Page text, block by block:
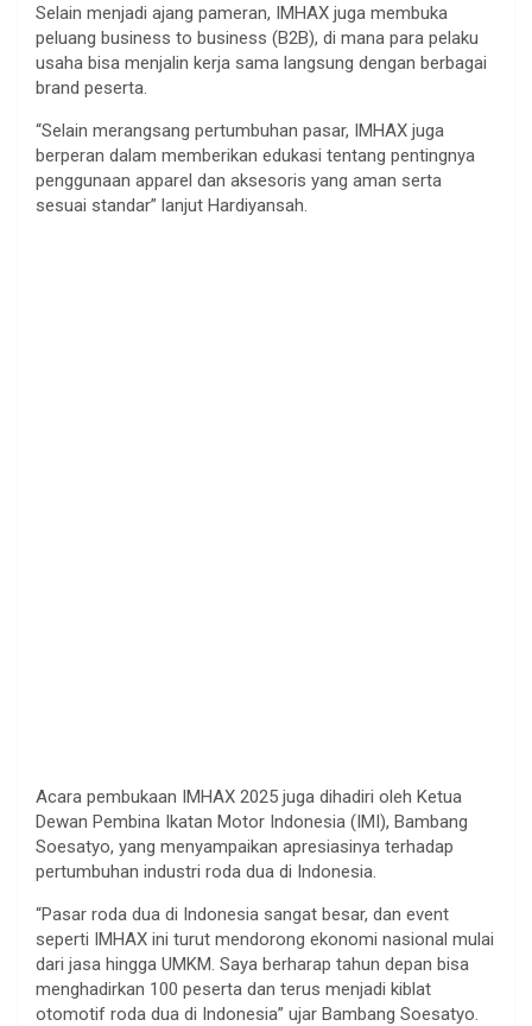
Selain menjadi ajang pameran, IMHAX juga membuka
peluang business to business (B2B), di mana para pelaku
usaha bisa menjalin kerja sama langsung dengan berbagai
brand peserta.
“Selain merangsang pertumbuhan pasar, IMHAX juga
berperan dalam memberikan edukasi tentang pentingnya
penggunaan apparel dan aksesoris yang aman serta
sesuai standar” lanjut Hardiyansah.
Acara pembukaan IMHAX 2025 juga dihadiri oleh Ketua
Dewan Pembina Ikatan Motor Indonesia (IMI), Bambang
Soesatyo, yang menyampaikan apresiasinya terhadap
pertumbuhan industri roda dua di Indonesia.
“Pasar roda dua di Indonesia sangat besar, dan event
seperti IMHAX ini turut mendorong ekonomi nasional mulai
dari jasa hingga UMKM. Saya berharap tahun depan bisa
menghadirkan 100 peserta dan terus menjadi kiblat
otomotif roda dua di Indonesia” ujar Bambang Soesatyo.